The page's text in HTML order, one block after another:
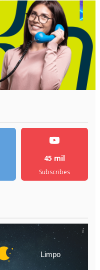
45 mil
Subscribes
Limpo